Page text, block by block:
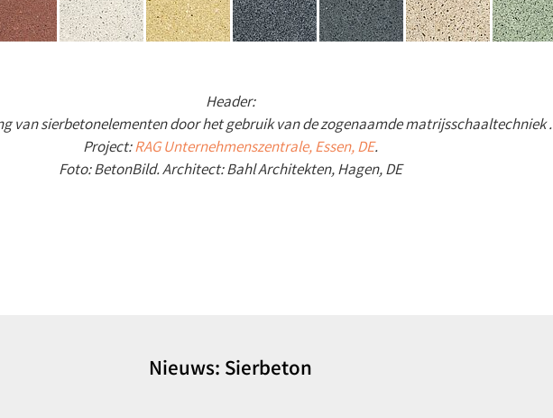
Header:
van sierbetonelementen door het gebruik van de zogenaamde matrijsschaaltechniek .
Project:RAG Unternehmenszentrale, Essen, DE.
Foto: BetonBild. Architect: Bahl Architekten, Hagen, DE
Nieuws: Sierbeton